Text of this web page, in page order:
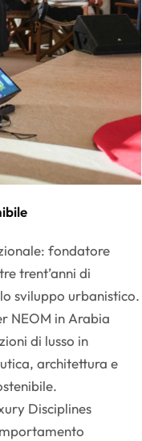
fondatore
trent’anni di
sviluppo urbanistico.
NEOM in Arabia
di lusso in
architettura e
Disciplines